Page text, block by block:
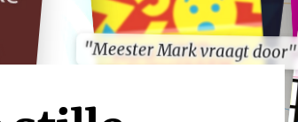
"Meester Mark vraagt door"
"Meester Mark vraagt door"